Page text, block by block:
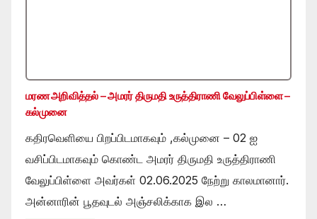
மரண அறிவித்தல் – அமரர் திருமதி உருத்திராணி வேலுப்பிள்ளை –
கல்முனை
கதிரவெளியை பிறப்பிடமாகவும் ,கல்முனை – 02 ஐ
வசிப்பிடமாகவும் கொண்ட அமரர் திருமதி உருத்திராணி
வேலுப்பிள்ளை அவர்கள் 02.06.2025 நேற்று காலமானார்.
அன்னாரின் பூதவுடல் அஞ்சலிக்காக இல …